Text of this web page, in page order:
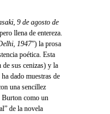
9 de agosto de
llena de entereza.
1947”) la prosa
poética. Esta
de sus cenizas) y la
dado muestras de
una sencillez
Burton como un
de la novela